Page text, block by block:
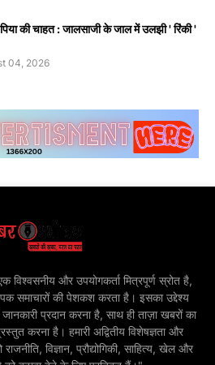
पिया की चाहत : जालसाजी के जाल में उलझी ' रिंकी '
04, 2026
और उपयोगकर्ता मित्रपूर्ण स्रोत है,
समाचारों की पेशकश करता है। इसका उद्देश्य
जानकारी प्रदान करना है, साथ ही ताज़ा खबरों का
करना है। हमारी अद्वितीय विशेषज्ञता और
विज्ञान, प्रौद्योगिकी, साहित्य, खेल और